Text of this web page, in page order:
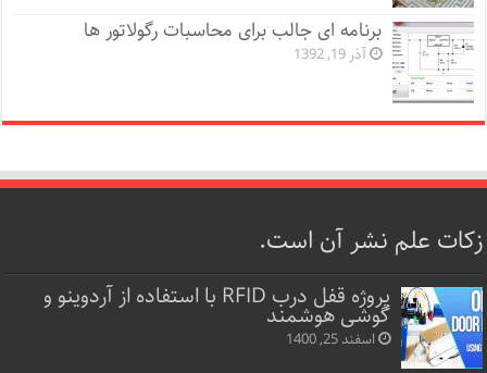
برنامه ای جالب برای محاسبات رگولاتور ها
آذر 19, 1392
زکات علم نشر آن است.
پروژه قفل‌ درب RFID با استفاده از آردوینو و
گوشی هوشمند
اسفند 25, 1400